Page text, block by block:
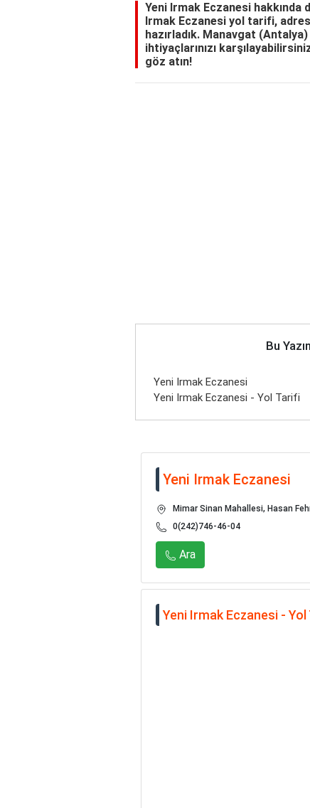
Yeni Irmak Eczanesi
Irmak Eczanesi yol tarifi,
hazırladık. Manavgat
ihtiyaçlarınızı
göz atın!
Bu
Yeni Irmak Eczanesi
Yeni Irmak Eczanesi - Yol Tarifi
Yeni Irmak Eczanesi
Mimar Sinan Mahallesi, Hasan
0(242)746-46-04
Ara
Yeni Irmak Eczanesi -